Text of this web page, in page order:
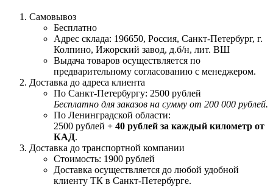
Самовывоз
Бесплатно
Адрес склада: 196650, Россия, Санкт-Петербург, г.
Колпино, Ижорский завод, д.б/н, лит. ВШ
Выдача товаров осуществляется по
предварительному согласованию с менеджером.
Доставка до адреса клиента
По Санкт-Петербургу: 2500 рублей
Бесплатно для заказов на сумму от 200 000 рублей.
По Ленинградской области:
2500 рублей + 40 рублей за каждый километр от
КАД.
Доставка до транспортной компании
Стоимость: 1900 рублей
Доставка осуществляется до любой удобной
клиенту ТК в Санкт-Петербурге.